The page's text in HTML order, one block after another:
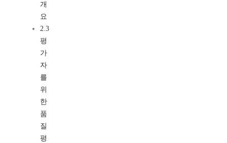
개
요
2.3
평
가
자
를
위
한
품
질
평